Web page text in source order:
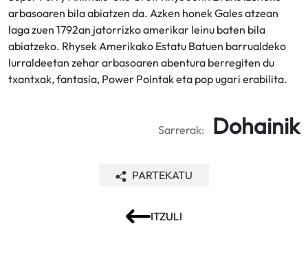
arbasoaren bila abiatzen da. Azken honek Gales atzean
laga zuen 1792an jatorrizko amerikar leinu baten bila
abiatzeko. Rhysek Amerikako Estatu Batuen barrualdeko
lurraldeetan zehar arbasoaren abentura berregiten du
txantxak, fantasia, Power Pointak eta pop ugari erabilita.
Sarrerak: Dohainik
ITZULI
PARTEKATU